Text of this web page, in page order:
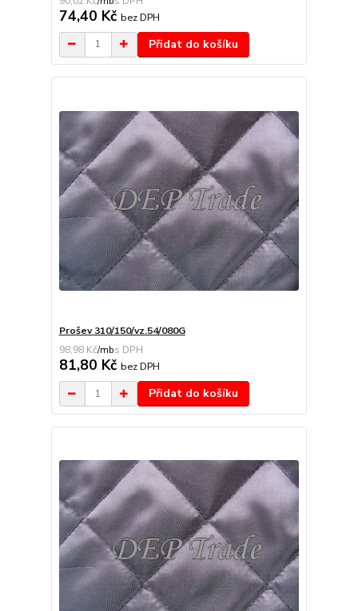
74,40 Kč bez DPH
Přidat do košíku
Prošev 310/150/vz.54/080G
98,98 Kč/mb
81,80 Kč bez DPH
Přidat do košíku